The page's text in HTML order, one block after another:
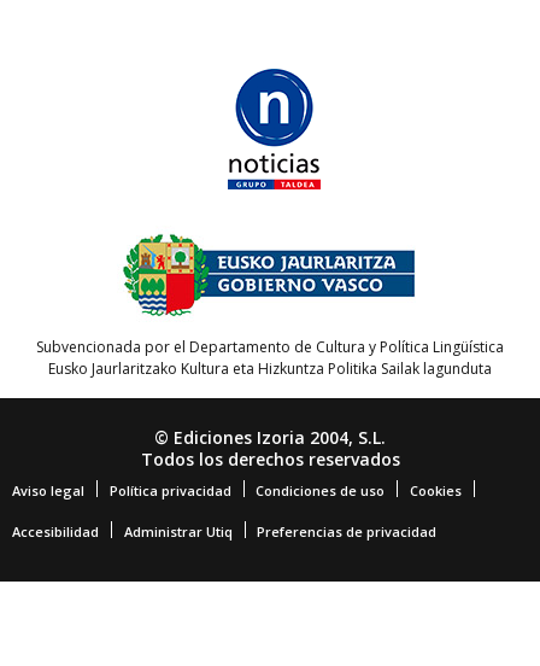
Subvencionada por el Departamento de Cultura y Política Lingüística
Eusko Jaurlaritzako Kultura eta Hizkuntza Politika Sailak lagunduta
© Ediciones Izoria 2004, S.L.
Todos los derechos reservados
Aviso legal Política privacidad Condiciones de uso Cookies
Accesibilidad Administrar Utiq Preferencias de privacidad